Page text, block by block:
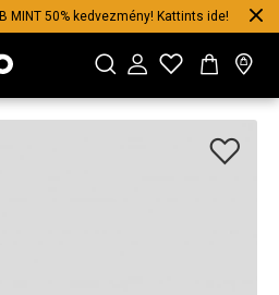
MINT 50% kedvezmény! Kattints ide!